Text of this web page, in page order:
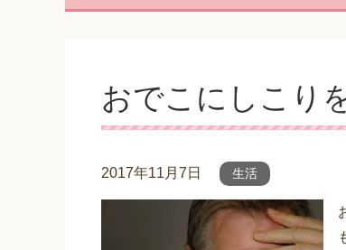
おでこにしこり
2017年11月7日 生活